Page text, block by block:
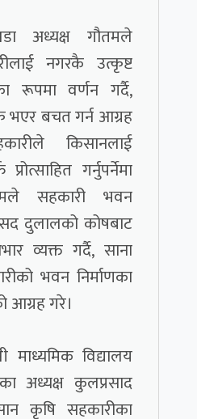
अध्यक्ष गौतमले
नगरकै उत्कृष्ट
वर्णन गर्दै,
बचत गर्न आग्रह
किसानलाई
गर्नुपर्नेमा
सहकारी भवन
दुलालको कोषबाट
व्यक्त गर्दै, साना
भवन निर्माणका
आग्रह गरे।
माध्यमिक विद्यालय
अध्यक्ष कुलप्रसाद
कृषि सहकारीका